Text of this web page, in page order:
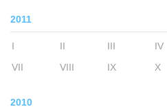
2011
I II III IV
VII
VIII IX X
2010